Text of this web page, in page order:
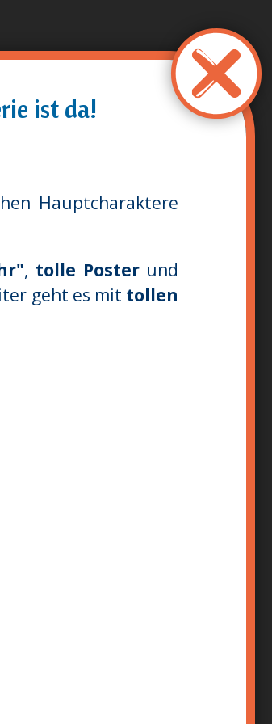
ist da!
Hauptcharaktere
, tolle Posterund
geht es mit tollen